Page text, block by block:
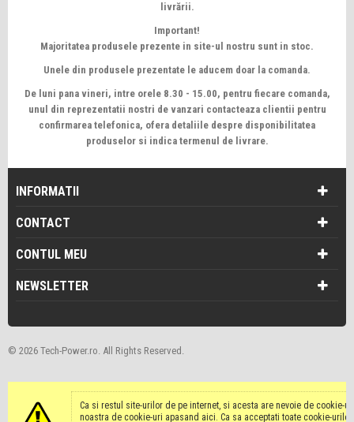
livrării.
Important!
Majoritatea produsele prezente in site-ul nostru sunt in stoc.
Unele din produsele prezentate le aducem doar la comanda.
De luni pana vineri, intre orele 8.30 - 15.00, pentru fiecare comanda,
unul din reprezentatii nostri de vanzari contacteaza clientii pentru
confirmarea telefonica, ofera detaliile despre disponibilitatea
produselor si indica termenul de livrare.
INFORMATII
CONTACT
CONTUL MEU
NEWSLETTER
© 2026 Tech-Power.ro. All Rights Reserved.
Ca si restul site-urilor de pe internet, si acesta are nevoie de cookie-
noastra de cookie-uri apasand aici. Ca sa acceptati toate cookie-urile